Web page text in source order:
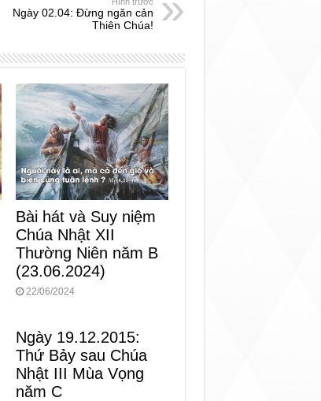
Ngày 02.04: Đừng ngăn cản
Thiên Chúa!
Bài hát và Suy niệm
Chúa Nhật XII
Thường Niên năm B
(23.06.2024)
22/06/2024
Ngày 19.12.2015:
Thứ Bảy sau Chúa
Nhật III Mùa Vọng
năm C